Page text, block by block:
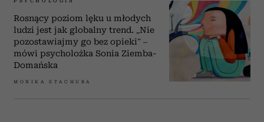
Rosnący poziom lęku u młodych
ludzi jest jak globalny trend. „Nie
pozostawiajmy go bez opieki” –
mówi psycholożka Sonia Ziemba-
Domańska
MONIKA STACHURA